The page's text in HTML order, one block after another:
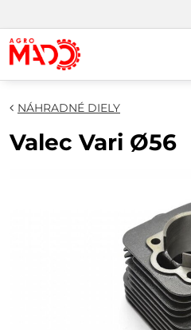
NÁHRADNÉ DIELY
Valec Vari Ø56